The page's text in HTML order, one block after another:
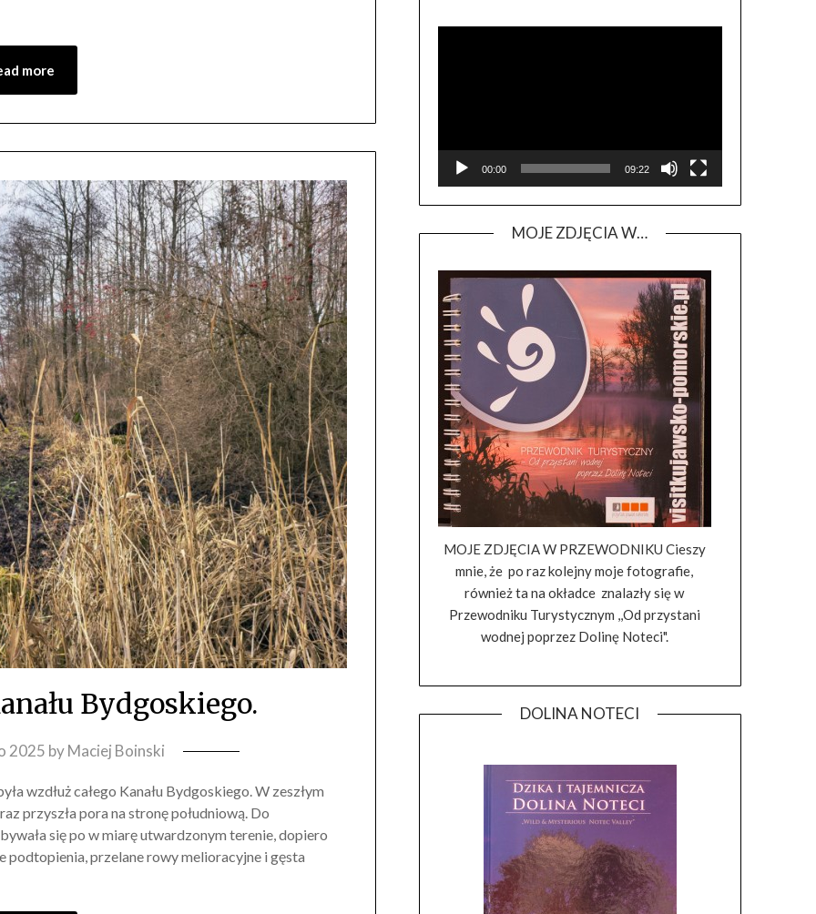
more
Bydgoskiego.
2025 byMaciej Boinski
wzdłuż całego Kanału Bydgoskiego. W zeszłym
przyszła pora na stronę południową. Do
się po w miarę utwardzonym terenie, dopiero
podtopienia, przelane rowy melioracyjne i gęsta
00:00 09:22
MOJE ZDJĘCIA W…
MOJE ZDJĘCIA W PRZEWODNIKU Cieszy
mnie, że po raz kolejny moje fotografie,
również ta na okładce znalazły się w
Przewodniku Turystycznym ,,Od przystani
wodnej poprzez Dolinę Noteci".
DOLINA NOTECI